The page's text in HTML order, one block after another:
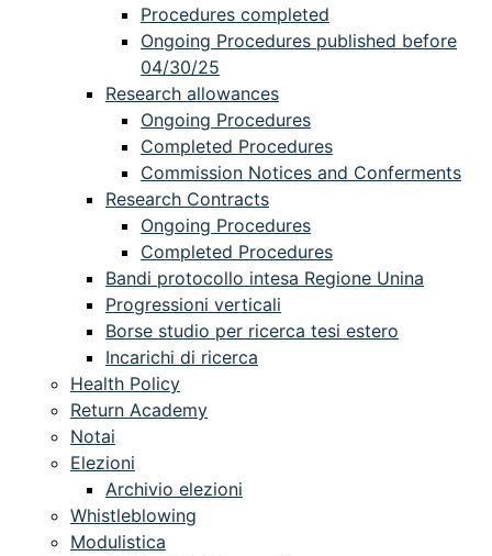
Procedures completed
Ongoing Procedures published before
04/30/25
Research allowances
Ongoing Procedures
Completed Procedures
Commission Notices and Conferments
Research Contracts
Ongoing Procedures
Completed Procedures
Bandi protocollo intesa Regione Unina
Progressioni verticali
Borse studio per ricerca tesi estero
Incarichi di ricerca
Health Policy
Return Academy
Notai
Elezioni
Archivio elezioni
Whistleblowing
Modulistica